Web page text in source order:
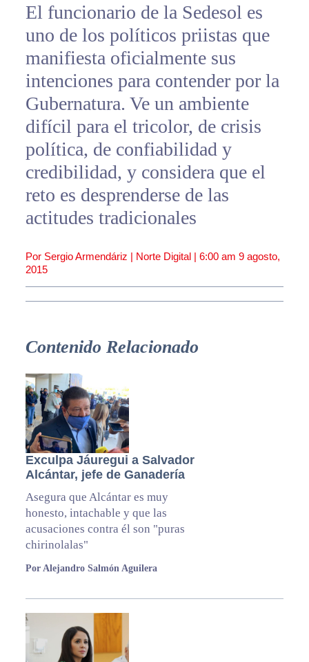
El funcionario de la Sedesol es
uno de los políticos priistas que
manifiesta oficialmente sus
intenciones para contender por la
Gubernatura. Ve un ambiente
difícil para el tricolor, de crisis
política, de confiabilidad y
credibilidad, y considera que el
reto es desprenderse de las
actitudes tradicionales
Por Sergio Armendáriz | Norte Digital | 6:00 am 9 agosto,
2015
Contenido Relacionado
Exculpa Jáuregui a Salvador
Alcántar, jefe de Ganadería
Asegura que Alcántar es muy
honesto, intachable y que las
acusaciones contra él son "puras
chirinolalas"
Por Alejandro Salmón Aguilera